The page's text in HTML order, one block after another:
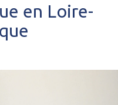
en Loire-